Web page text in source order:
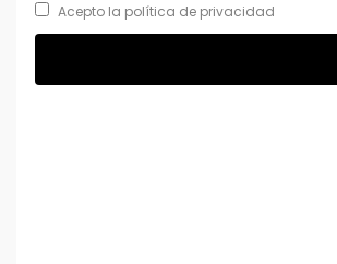
Acepto la política de privacidad